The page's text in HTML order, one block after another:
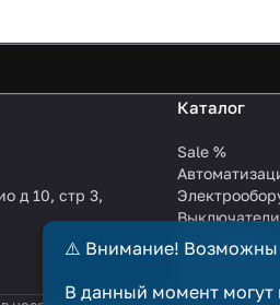
д 10, стр 3,
Каталог
Sale %
KNX EIB
Зарядные
⚠️ Внимание! Возможны
В данный момент могут